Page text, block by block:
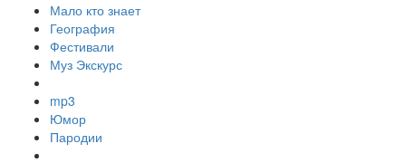
Мало кто знает
География
Фестивали
Муз Экскурс
mp3
Юмор
Пародии